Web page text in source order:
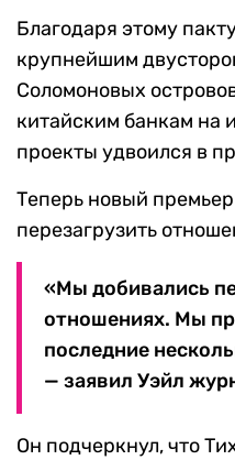
Благодаря этому
крупнейшим
Соломоновых
китайским банкам на
проекты удвоился в
Теперь новый
перезагрузить
«Мы добивались
отношениях. Мы
последние
— заявил Уэйл
Он подчеркнул, что